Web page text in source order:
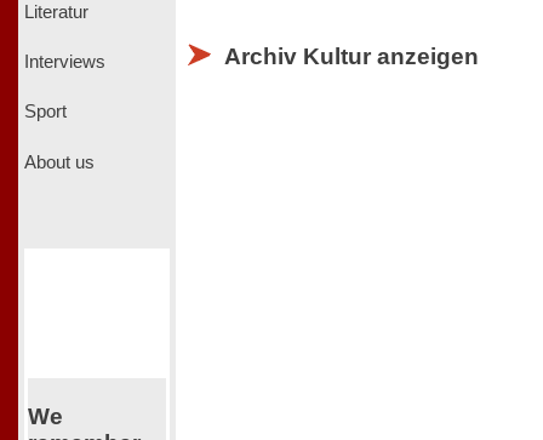
Literatur
Interviews
Sport
About us
We
Archiv Kultur anzeigen